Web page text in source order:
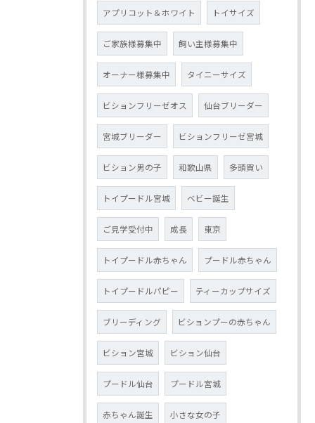
アプリコット＆ホワイト トイサイズ
ご家族様募集中 飼い主様募集中
オーナー様募集中 タイニーサイズ
ビションフリーゼオス 仙台ブリーダー
宮城ブリーダー ビションフリーゼ宮城
ビション男の子 和歌山県 多頭買い
トイプードル宮城 ベビー誕生
ご見学受付中 成長 東京
トイプードル赤ちゃん プードル赤ちゃん
トイプードルパピー ティーカップサイズ
ブリーディング ビションプーの赤ちゃん
ビション宮城 ビション仙台
プードル仙台 プードル宮城
赤ちゃん誕生 小さな女の子